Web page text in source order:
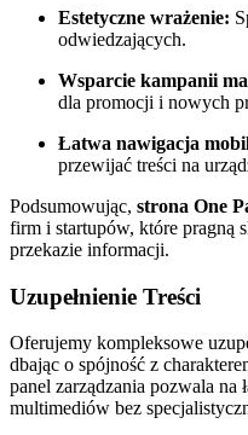
Estetyczne wrażenie:
odwiedzających.
Wsparcie kampanii
dla promocji i nowych
Łatwa nawigacja
przewijać treści na
Podsumowując, strona One
firm i startupów, które pragną
przekazie informacji.
Uzupełnienie Treści
Oferujemy kompleksowe
dbając o spójność z
panel zarządzania pozwala na
multimediów bez